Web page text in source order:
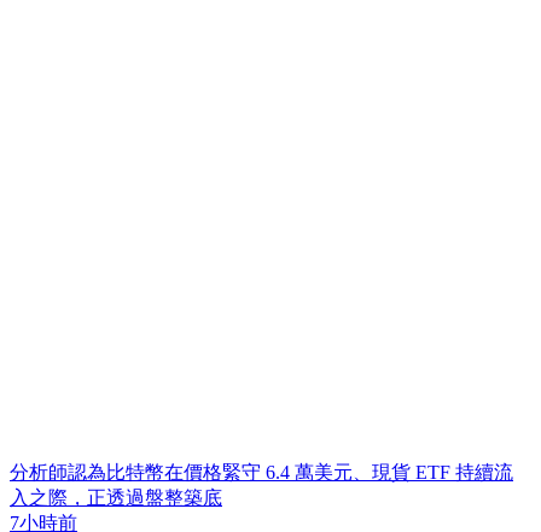
分析師認為比特幣在價格緊守 6.4 萬美元、現貨 ETF 持續流
入之際，正透過盤整築底
7小時前